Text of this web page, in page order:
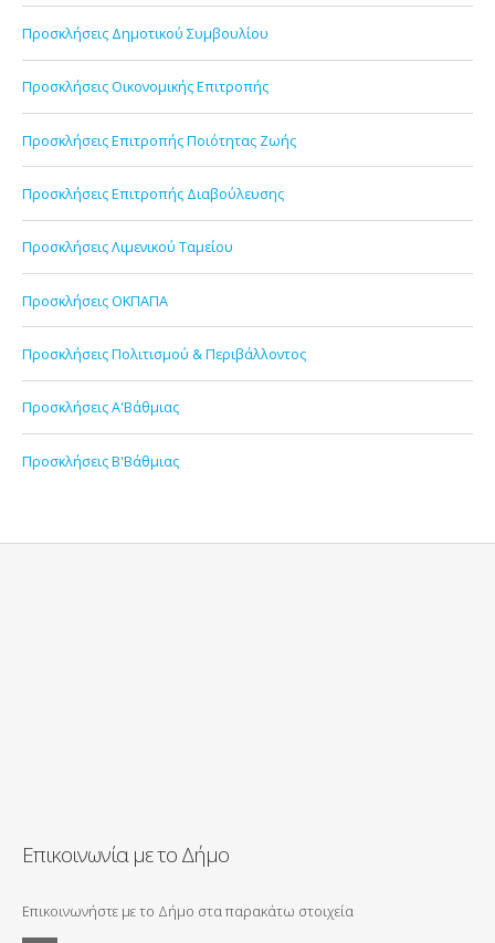
Προσκλήσεις Δημοτικού Συμβουλίου
Προσκλήσεις Οικονομικής Επιτροπής
Προσκλήσεις Επιτροπής Ποιότητας Ζωής
Προσκλήσεις Επιτροπής Διαβούλευσης
Προσκλήσεις Λιμενικού Ταμείου
Προσκλήσεις ΟΚΠΑΠΑ
Προσκλήσεις Πολιτισμού & Περιβάλλοντος
Προσκλήσεις Α'Βάθμιας
Προσκλήσεις Β'Βάθμιας
Επικοινωνία με το Δήμο
Επικοινωνήστε με το Δήμο στα παρακάτω στοιχεία